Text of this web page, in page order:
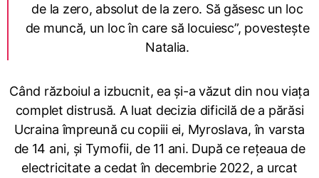
de la zero, absolut de la zero. Să găsesc un loc
de muncă, un loc în care să locuiesc”, povestește
Natalia.
Când războiul a izbucnit, ea și-a văzut din nou viața
complet distrusă. A luat decizia dificilă de a părăsi
Ucraina împreună cu copiii ei, Myroslava, în varsta
de 14 ani, și Tymofii, de 11 ani. După ce rețeaua de
electricitate a cedat în decembrie 2022, a urcat